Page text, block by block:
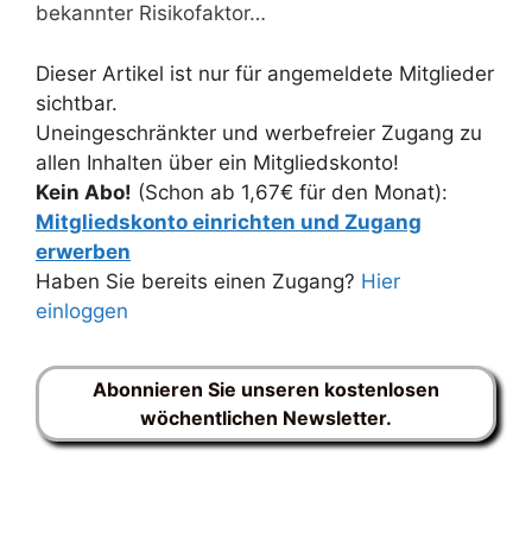
bekannter Risikofaktor…
Dieser Artikel ist nur für angemeldete Mitglieder
sichtbar.
Uneingeschränkter und werbefreier Zugang zu
allen Inhalten über ein Mitgliedskonto!
Kein Abo! (Schon ab 1,67€ für den Monat):
Mitgliedskonto einrichten und Zugang
erwerben
Haben Sie bereits einen Zugang? Hier
einloggen
Abonnieren Sie unseren kostenlosen
wöchentlichen Newsletter.